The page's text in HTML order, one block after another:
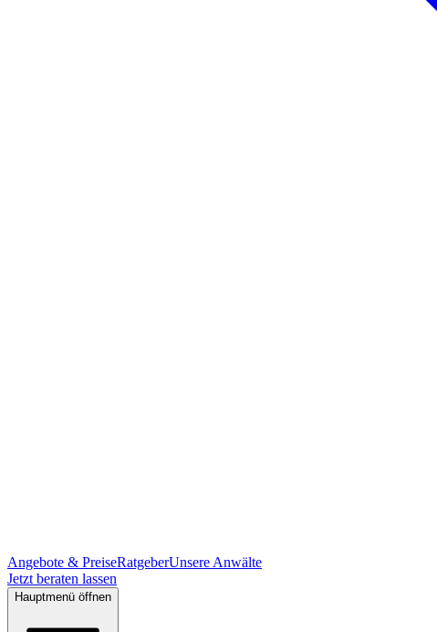
Angebote & PreiseRatgeberUnsere Anwälte
Jetzt beraten lassen
Hauptmenü öffnen